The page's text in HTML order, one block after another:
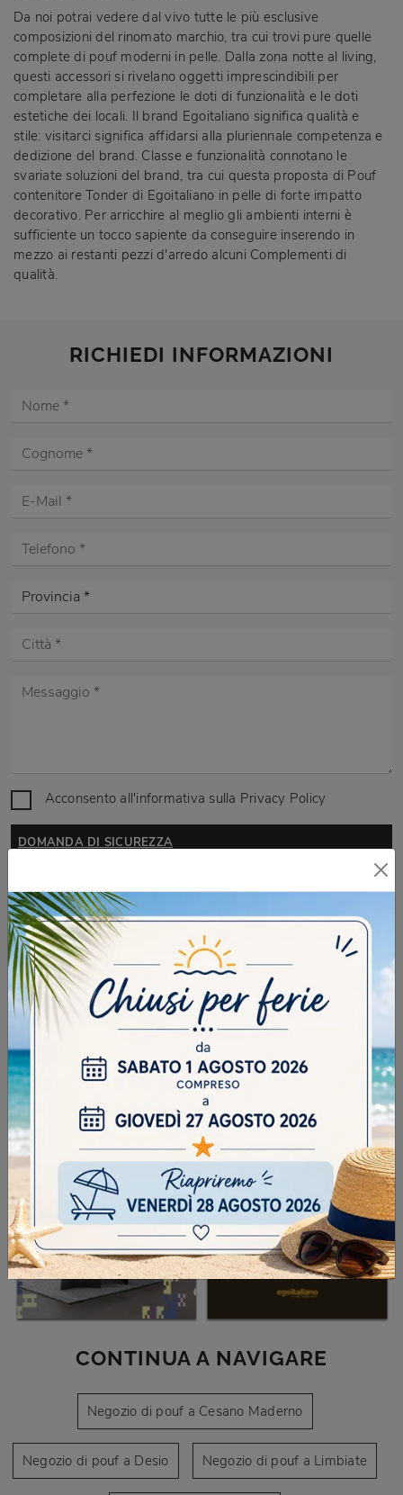
Da noi potrai vedere dal vivo tutte le più esclusive
composizioni del rinomato marchio, tra cui trovi pure quelle
complete di pouf moderni in pelle. Dalla zona notte al living,
questi accessori si rivelano oggetti imprescindibili per
completare alla perfezione le doti di funzionalità e le doti
estetiche dei locali. Il brand Egoitaliano significa qualità e
stile: visitarci significa affidarsi alla pluriennale competenza e
dedizione del brand. Classe e funzionalità connotano le
svariate soluzioni del brand, tra cui questa proposta di Pouf
contenitore Tonder di Egoitaliano in pelle di forte impatto
decorativo. Per arricchire al meglio gli ambienti interni è
sufficiente un tocco sapiente da conseguire inserendo in
mezzo ai restanti pezzi d'arredo alcuni Complementi di
qualità.
SFOGLIA I NOSTRI CATALOGHI
CONTINUA A NAVIGARE
Negozio di pouf a Cesano Maderno
Negozio di pouf a Desio Negozio di pouf a Limbiate
RICHIEDI INFORMAZIONI
Acconsento all'informativa sulla Privacy Policy
DOMANDA DI SICUREZZA
INVIA